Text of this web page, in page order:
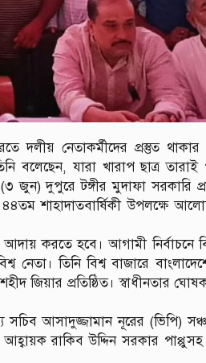
দলীয় নেতাকর্মীদের প্রস্তুত থাকার
যারা খারাপ ছাত্র তারাই
জুন) দুপুরে টঙ্গীর মুদাফা সরকারি
৪৪তম শাহাদাতবার্ষিকী উপলক্ষে
করতে হবে। আগামী নির্বাচনে
নেতা। তিনি বিশ্ব বাজারে
জিয়ার প্রতিষ্ঠিত। স্বাধীনতার
সচিব আসাদুজ্জামান নূরের (ভিপি)
রাকিব উদ্দিন সরকার পাপ্পুসহ